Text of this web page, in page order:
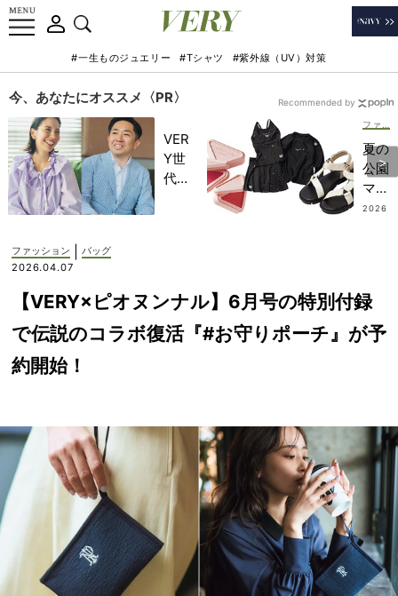
#一生ものジュエリー #Tシャツ #紫外線（UV）対策
今、あなたにオススメ〈PR〉
VER
Y世
代が
んと
考え
る
T A
TEL
な
の？
」
夏の
公園
ママ
を応
分も
上が
る
ムリ
ス
ト】
2026
Recommended by
ファッション
バッグ
2026.04.07
【VERY×ピオヌンナル】6月号の特別付録
で伝説のコラボ復活『#お守りポーチ』が予
約開始！